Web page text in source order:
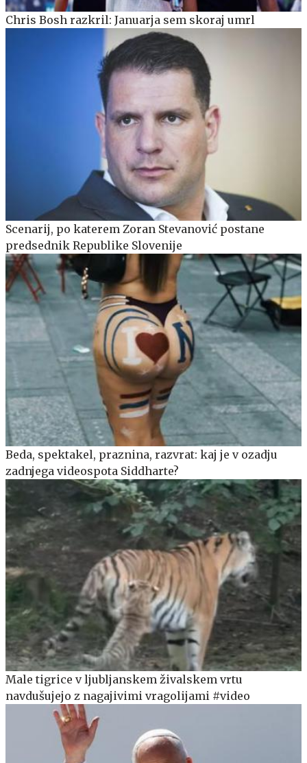
Chris Bosh razkril: Januarja sem skoraj umrl
Scenarij, po katerem Zoran Stevanović postane
predsednik Republike Slovenije
Beda, spektakel, praznina, razvrat: kaj je v ozadju
zadnjega videospota Siddharte?
Male tigrice v ljubljanskem živalskem vrtu
navdušujejo z nagajivimi vragolijami #video